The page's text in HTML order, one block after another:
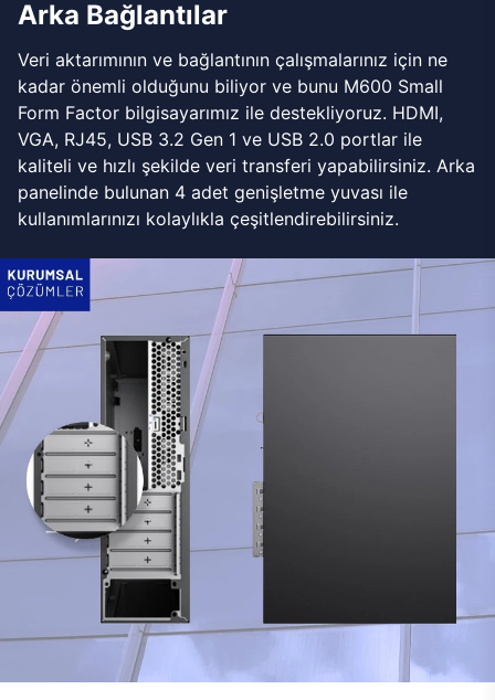
Arka Bağlantılar
Veri aktarımının ve bağlantının çalışmalarınız için ne
kadar önemli olduğunu biliyor ve bunu M600 Small
Form Factor bilgisayarımız ile destekliyoruz. HDMI,
VGA, RJ45, USB 3.2 Gen 1 ve USB 2.0 portlar ile
kaliteli ve hızlı şekilde veri transferi yapabilirsiniz. Arka
panelinde bulunan 4 adet genişletme yuvası ile
kullanımlarınızı kolaylıkla çeşitlendirebilirsiniz.